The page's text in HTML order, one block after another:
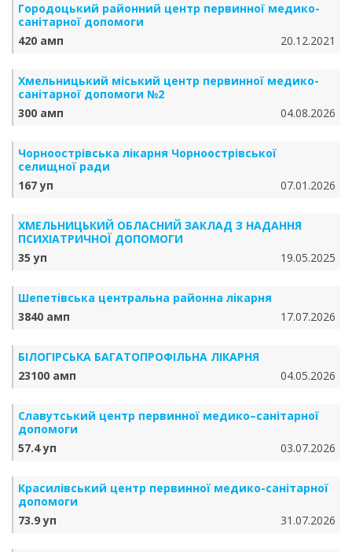
Городоцький районний центр первинної медико-
санітарної допомоги
420 амп
20.12.2021
Хмельницький міський центр первинної медико-
санітарної допомоги №2
300 амп
04.08.2026
Чорноострівська лікарня Чорноострівської
селищної ради
167 уп
07.01.2026
ХМЕЛЬНИЦЬКИЙ ОБЛАСНИЙ ЗАКЛАД З НАДАННЯ
ПСИХІАТРИЧНОЇ ДОПОМОГИ
35 уп
19.05.2025
Шепетівська центральна районна лікарня
3840 амп
17.07.2026
БІЛОГІРСЬКА БАГАТОПРОФІЛЬНА ЛІКАРНЯ
23100 амп
04.05.2026
Славутський центр первинної медико–санітарної
допомоги
57.4 уп
03.07.2026
Красилівський центр первинної медико-санітарної
допомоги
73.9 уп
31.07.2026